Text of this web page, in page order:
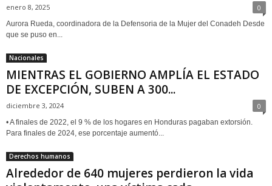
enero 8, 2025 0
Aurora Rueda, coordinadora de la Defensoria de la Mujer del Conadeh Desde
que se puso en...
Nacionales
MIENTRAS EL GOBIERNO AMPLÍA EL ESTADO
DE EXCEPCIÓN, SUBEN A 300...
diciembre 3, 2024 0
• A finales de 2022, el 9 % de los hogares en Honduras pagaban extorsión.
Para finales de 2024, ese porcentaje aumentó...
Derechos humanos
Alrededor de 640 mujeres perdieron la vida